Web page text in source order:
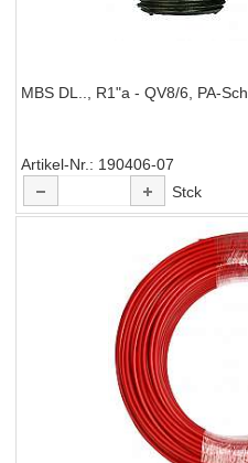
MBS DL.., R1"a - QV8/6, PA-
Artikel-Nr.
190406-07
Stck